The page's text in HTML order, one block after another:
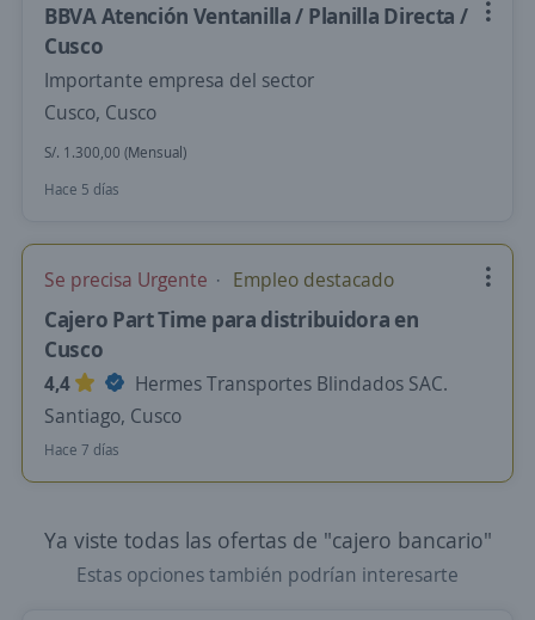
BBVA Atención Ventanilla / Planilla Directa /
Cusco
Importante empresa del sector
Cusco, Cusco
S/. 1.300,00 (Mensual)
Hace 5 días
Se precisa Urgente Empleo destacado
Cajero Part Time para distribuidora en
Cusco
4,4
Hermes Transportes Blindados SAC.
Santiago, Cusco
Hace 7 días
Ya viste todas las ofertas de "cajero bancario"
Estas opciones también podrían interesarte